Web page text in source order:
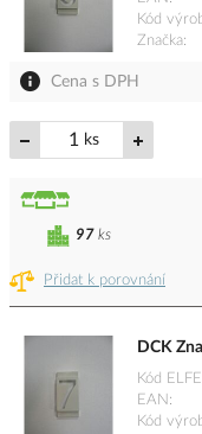
Kód
Značka
Cena s DPH
ks
Přidat k porovnání
97 ks
DCK
Kód
EAN
Kód